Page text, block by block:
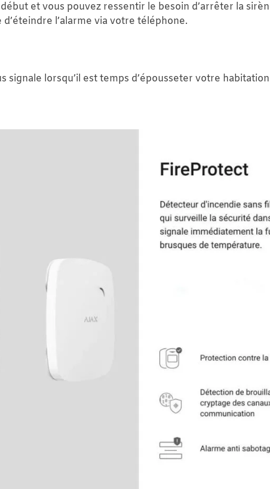
et vous pouvez ressentir le besoin d’arrêter la
d’éteindre l’alarme via votre téléphone.
lorsqu’il est temps d’épousseter votre